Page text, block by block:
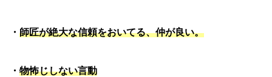
・ 師匠が絶大な信頼をおいてる、仲が良い。
・ 物怖じしない言動